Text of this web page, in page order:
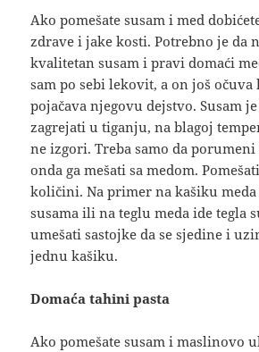
Ako pomešate susam i med
zdrave i jake kosti. Potrebno je da
kvalitetan susam i pravi domaći
sam po sebi lekovit, a on još
pojačava njegovu dejstvo. Susam
zagrejati u tiganju, na blagoj
ne izgori. Treba samo da
onda ga mešati sa medom.
količini. Na primer na kašiku
susama ili na teglu meda ide tegla
umešati sastojke da se sjedine i
jednu kašiku.
Domaća tahini pasta
Ako pomešate susam i maslinovo